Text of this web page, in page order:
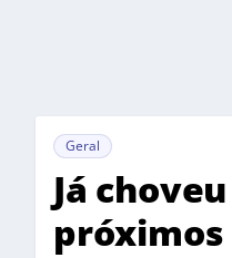
Geral
Já
próximos